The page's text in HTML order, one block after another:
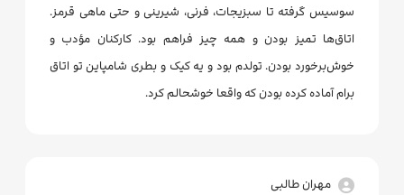
سوسیس گرفته تا سبزیجات، فرنی، شیرینی و حتی ماهی قرمز.
اتاق‌ها تمیز بودن و همه چیز فراهم بود. کارکنان مؤدب و
خوش‌برخورد بودن. تولدم بود و یه کیک و بطری شامپاین تو اتاق
برام آماده کرده بودن که واقعا خوشحالم کرد.
مهران طالبی